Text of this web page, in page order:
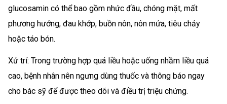
glucosamin có thể bao gồm nhức đầu, chóng mặt, mất
phương hướng, đau khớp, buồn nôn, nôn mửa, tiêu chảy
hoặc táo bón.
Xử trí: Trong trường hợp quá liều hoặc uống nhầm liều quá
cao, bệnh nhân nên ngưng dùng thuốc và thông báo ngay
cho bác sỹ để được theo dõi và điều trị triệu chứng.